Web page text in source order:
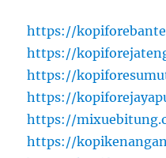
https://
https://
https://
https://
https://
https://